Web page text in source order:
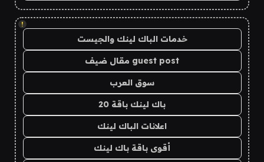
!
خدمات الباك لينك والجيست
guest post مقال ضيف
سوق العرب
باك لينك باقة 20
اعلانات الباك لينك
أقوى باقة باك لينك